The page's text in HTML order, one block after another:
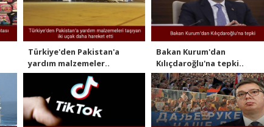
Türkiye'den Pakistan'a
yardım malzemeler..
Bakan Kurum'dan
Kılıçdaroğlu'na tepki..